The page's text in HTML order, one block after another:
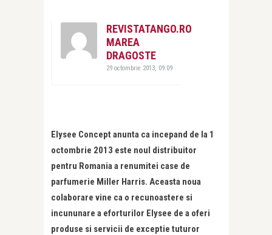
REVISTATANGO.RO
MAREA
DRAGOSTE
29 octombrie 2013, 09:09
Elysee Concept anunta ca incepand de la 1
octombrie 2013 este noul distribuitor
pentru Romania a renumitei case de
parfumerie Miller Harris. Aceasta noua
colaborare vine ca o recunoastere si
incununare a eforturilor Elysee de a oferi
produse si servicii de exceptie tuturor